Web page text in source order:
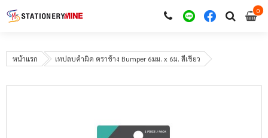
00
หน้าแรก เทปลบคำผิด ตราช้าง Bumper 6มม. x 6ม. สีเขียว